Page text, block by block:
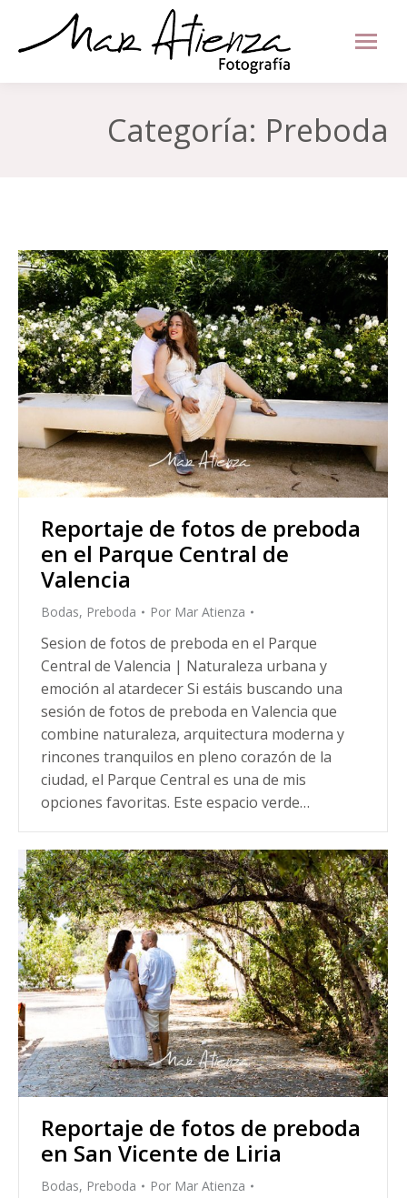
Categoría: Preboda
Reportaje de fotos de preboda
en el Parque Central de
Valencia
Bodas, Preboda Por Mar Atienza
Sesion de fotos de preboda en el Parque
Central de Valencia | Naturaleza urbana y
emoción al atardecer Si estáis buscando una
sesión de fotos de preboda en Valencia que
combine naturaleza, arquitectura moderna y
rincones tranquilos en pleno corazón de la
ciudad, el Parque Central es una de mis
opciones favoritas. Este espacio verde…
Reportaje de fotos de preboda
en San Vicente de Liria
Bodas, Preboda Por Mar Atienza